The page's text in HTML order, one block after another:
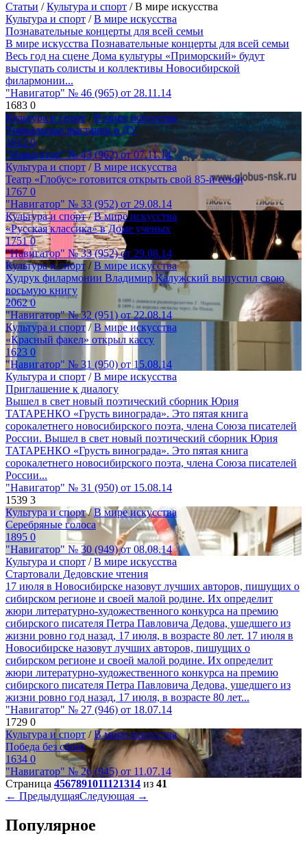
Статьи /Культура и спорт / В мире искусства
Культура и спорт /В мире искусства
Познавательные концерты для всей семьи
В мире искусства Познавательные концерты для всей семьи
Весь год на сцене Дома культуры «Приморский» будут
выступать солисты и коллективы Новосибирской
филармонии...
"Навигатор" № 46 (965) от 28.11.14
1683 0
Культура и спорт / В мире искусства
Уникальные выставки в ДУ
19120
"Навигатор" № 43 (962) от 07.11.14
Культура и спорт /В мире искусства
Театр «Глобус» готовится открыть свой 85-й сезон
1767 0
"Навигатор" № 33 (952) от 29.08.14
Культура и спорт/В мире искусства
«Русская классика» в Доме ученых
17510
"Навигатор" № 33 (952) от 29.08.14
Культура и спорт /В мире искусства
Худрук филармонии Владимир Калужский выпустил свою
восьмую книгу
20620
"Навигатор" № 32 (951) от 22.08.14
Культура и спорт /В мире искусства
«Красный факел» открыл кассу
1623 0
"Навигатор" № 31 (950) от 15.08.14
Культура и спорт /В мире искусства
Приглашение к диалогу
Вышел в свет новый поэтический сборник Юрия
ТАТАРЕНКО «Грусть винограда». Это пятая книга
сорокалетнего новосибирского поэта, члена Союза писателей
России. Вышел в свет новый поэтический сборник Юрия
ТАТАРЕНКО «Грусть винограда». Это пятая книга
сорокалетнего новосибирского поэта, члена Союза писателей
России...
"Навигатор" № 31 (950) от 15.08.14
1539 3
Культура и спорт/В мире искусства
Серебряные голоса
1895 0
"Навигатор" № 30 (949) от 08.08.14
Культура и спорт /В мире искусства
Стартовали Дедовские чтения
17 июля в Новосибирске назовут лучших авторов, пишущих о
сибирском регионе и своей малой родине. Их определит
жюри литературно-художественного конкурса на премию
сибирского писателя Петра Павловича Дедова, ушедшего из
жизни ровно год назад, 17 июля, в возрасте 80 лет. 17 июля в
Новосибирске назовут лучших авторов, пишущих о
сибирском регионе и своей малой родине. Их определит
жюри литературно-художественного конкурса на премию
сибирского писателя Петра Павловича Дедова, ушедшего из
жизни ровно год назад, 17 июля, в возрасте 80 лет...
"Навигатор" № 27 (946) от 18.07.14
1729 0
Культура и спорт/В мире искусства
Победа без сбоев
1634 0
"Навигатор" № 26 (945) от 11.07.14
Страница 4567891011121314 из 41
← ПредыдущаяСледующая →
Популярное